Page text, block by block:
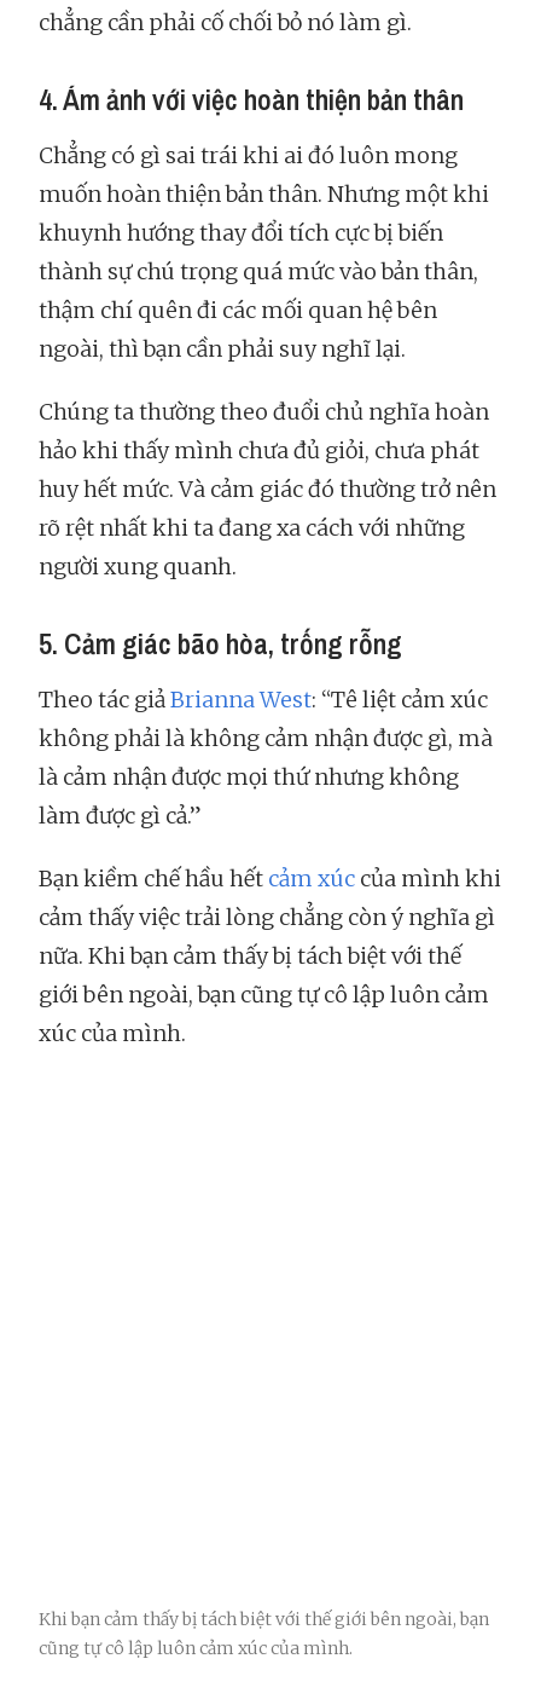
chẳng cần phải cố chối bỏ nó làm gì.
4. Ám ảnh với việc hoàn thiện bản thân
Chẳng có gì sai trái khi ai đó luôn mong
muốn hoàn thiện bản thân. Nhưng một khi
khuynh hướng thay đổi tích cực bị biến
thành sự chú trọng quá mức vào bản thân,
thậm chí quên đi các mối quan hệ bên
ngoài, thì bạn cần phải suy nghĩ lại.
Chúng ta thường theo đuổi chủ nghĩa hoàn
hảo khi thấy mình chưa đủ giỏi, chưa phát
huy hết mức. Và cảm giác đó thường trở nên
rõ rệt nhất khi ta đang xa cách với những
người xung quanh.
5. Cảm giác bão hòa, trống rỗng
Theo tác giảBrianna West: “Tê liệt cảm xúc
không phải là không cảm nhận được gì, mà
là cảm nhận được mọi thứ nhưng không
làm được gì cả.”
Bạn kiềm chế hầu hết cảm xúc của mình khi
cảm thấy việc trải lòng chẳng còn ý nghĩa gì
nữa. Khi bạn cảm thấy bị tách biệt với thế
giới bên ngoài, bạn cũng tự cô lập luôn cảm
xúc của mình.
Khi bạn cảm thấy bị tách biệt với thế giới bên ngoài, bạn
cũng tự cô lập luôn cảm xúc của mình.